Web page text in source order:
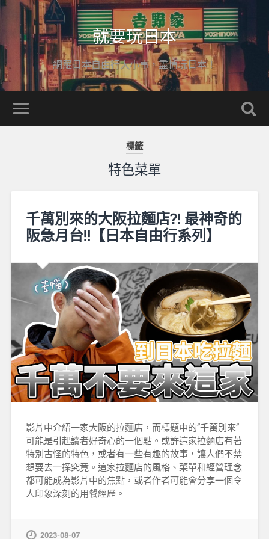
就要玩日本
網羅日本自由行大小事，盡情玩日本！
標籤
特色菜單
千萬別來的大阪拉麵店?! 最神奇的
阪急月台!!【日本自由行系列】
影片中介紹一家大阪的拉麵店，而標題中的”千萬別來”
可能是引起讀者好奇心的一個點。或許這家拉麵店有著
特別古怪的特色，或者有一些有趣的故事，讓人們不禁
想要去一探究竟。這家拉麵店的風格、菜單和經營理念
都可能成為影片中的焦點，或者作者可能會分享一個令
人印象深刻的用餐經歷。
2023-08-07